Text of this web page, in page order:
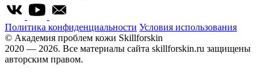
Политика конфиденциальности Условия использования
© Академия проблем кожи Skillforskin
2020 — 2026. Все материалы сайта skillforskin.ru защищены
авторским правом.